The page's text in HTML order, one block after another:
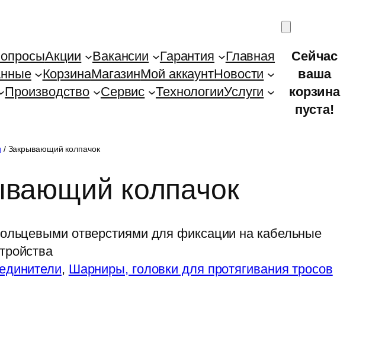
Акции Вакансии Гарантия
Главная
КорзинаМагазинМой аккаунтНовости
Производство Сервис ТехнологииУслуги
Сейчас
ваша
корзина
пуста!
/ Закрывающий колпачок
колпачок
отверстиями для фиксации на кабельные
, Шарниры, головки для протягивания тросов